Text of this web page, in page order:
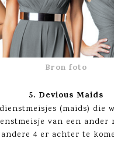
Bron foto
5. Devious Maids
(maids)
van een
4 er achter te